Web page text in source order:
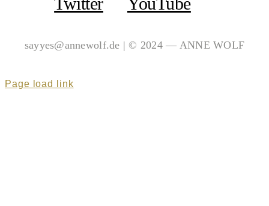
sayyes@annewolf.de | © 2024 — ANNE WOLF
Page load link